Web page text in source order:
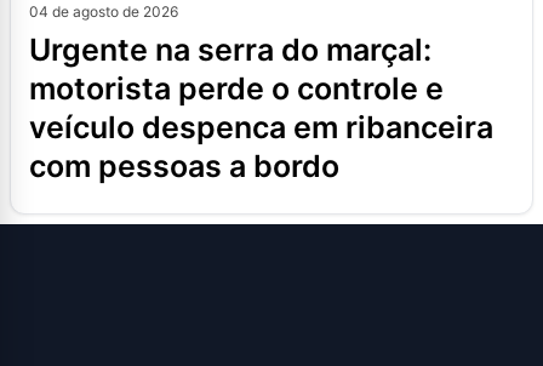
04 de agosto de 2026
urgente na serra do marçal:
motorista perde o controle e
veículo despenca em ribanceira
com pessoas a bordo